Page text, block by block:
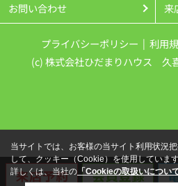
お問い合わせ 来
プライバシーポリシー 利用
(c) 株式会社ひだまりハウス 久
当サイトでは、お客様の当サイト利用状況
して、クッキー（Cookie）を使用していま
詳しくは、当社の 「Cookieの取扱いについ